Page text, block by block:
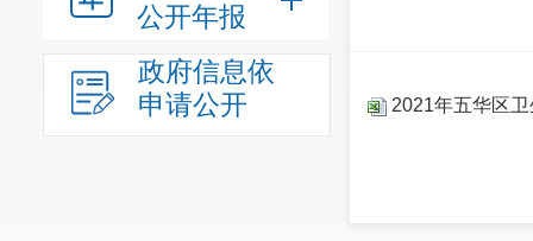
公开年报
政府信息依
申请公开
2021年五华区